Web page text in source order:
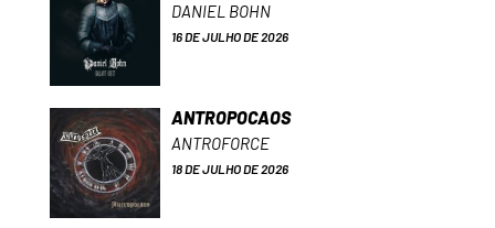
DANIEL BOHN
16 DE JULHO DE 2026
ANTROPOCAOS
ANTROFORCE
18 DE JULHO DE 2026